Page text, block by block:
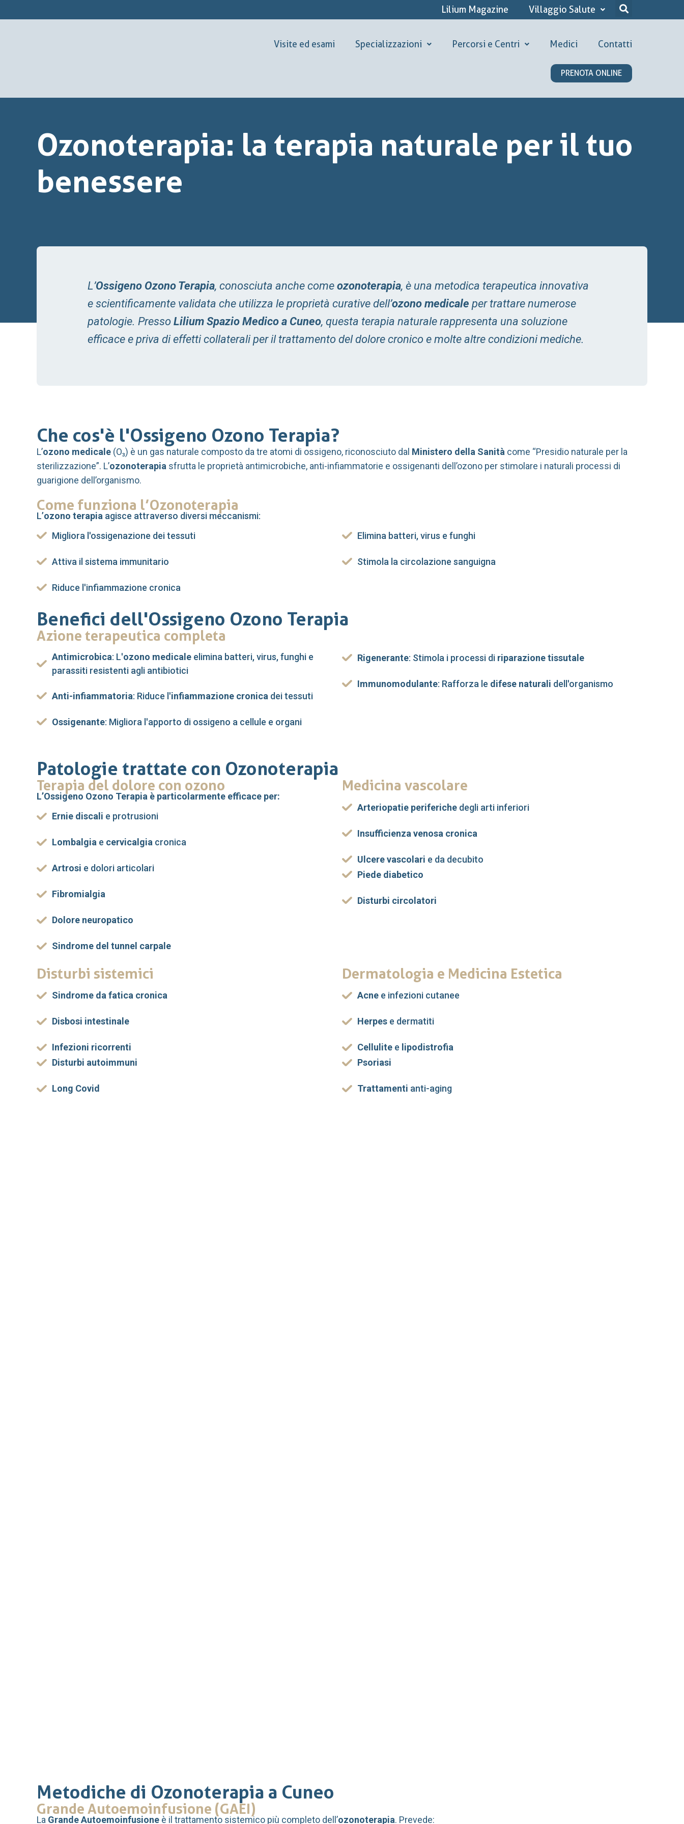
Lilium Magazine Villaggio Salute
Visite ed esami Specializzazioni Percorsi e Centri Medici Contatti
PRENOTA ONLINE
Ozonoterapia: la terapia naturale per il tuo
benessere
L’Ossigeno Ozono Terapia, conosciuta anche come ozonoterapia, è una metodica terapeutica innovativa
e scientificamente validata che utilizza le proprietà curative dell’ozono medicale per trattare numerose
patologie. Presso Lilium Spazio Medico a Cuneo, questa terapia naturale rappresenta una soluzione
efficace e priva di effetti collaterali per il trattamento del dolore cronico e molte altre condizioni mediche.
Che cos'è l'Ossigeno Ozono Terapia?
L’ozono medicale (O₃) è un gas naturale composto da tre atomi di ossigeno, riconosciuto dal Ministero della Sanità come “Presidio naturale per la
sterilizzazione”. L’ozonoterapia sfrutta le proprietà antimicrobiche, anti-infiammatorie e ossigenanti dell’ozono per stimolare i naturali processi di
guarigione dell’organismo.
Come funziona l’Ozonoterapia
L’ozono terapia agisce attraverso diversi meccanismi:
Migliora l'ossigenazione dei tessuti
Attiva il sistema immunitario
Riduce l'infiammazione cronica
Elimina batteri, virus e funghi
Stimola la circolazione sanguigna
Benefici dell'Ossigeno Ozono Terapia
Azione terapeutica completa
Antimicrobica: L'ozono medicale elimina batteri, virus, funghi e
parassiti resistenti agli antibiotici
Anti-infiammatoria: Riduce l'infiammazione cronica dei tessuti
Ossigenante: Migliora l'apporto di ossigeno a cellule e organi
Rigenerante: Stimola i processi di riparazione tissutale
Immunomodulante: Rafforza le difese naturali dell'organismo
Patologie trattate con Ozonoterapia
Terapia del dolore con ozono
L’Ossigeno Ozono Terapia è particolarmente efficace per:
Ernie discali e protrusioni
Lombalgia e cervicalgia cronica
Artrosi e dolori articolari
Fibromialgia
Dolore neuropatico
Sindrome del tunnel carpale
Medicina vascolare
Arteriopatie periferiche degli arti inferiori
Insufficienza venosa cronica
Ulcere vascolari e da decubito
Piede diabetico
Disturbi circolatori
Disturbi sistemici
Sindrome da fatica cronica
Disbosi intestinale
Infezioni ricorrenti
Disturbi autoimmuni
Long Covid
Dermatologia e Medicina Estetica
Acne e infezioni cutanee
Herpes e dermatiti
Cellulite e lipodistrofia
Psoriasi
Trattamenti anti-aging
Metodiche di Ozonoterapia a Cuneo
Grande Autoemoinfusione (GAEI)
La Grande Autoemoinfusione è il trattamento sistemico più completo dell’ozonoterapia. Prevede: